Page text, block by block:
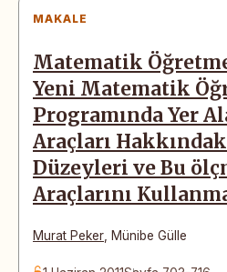
MAKALE
Matematik
Yeni Matematik
Programında Yer
Araçları
Düzeyleri ve Bu
Araçlarını
Murat Peker Münibe Gülle